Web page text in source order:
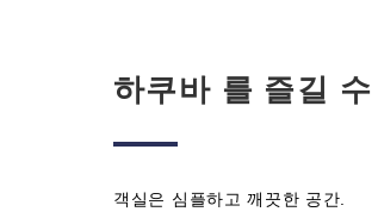
하쿠바 를 즐길
객실은 심플하고 깨끗한 공간.